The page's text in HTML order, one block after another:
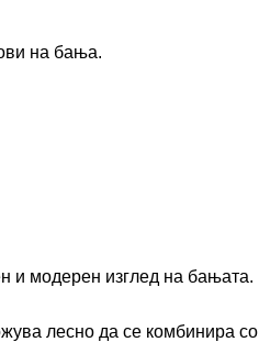
на бања.
и модерен изглед на бањата.
лесно да се комбинира со